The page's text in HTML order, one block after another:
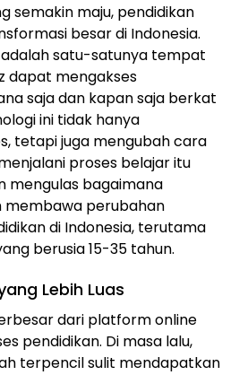
semakin maju, pendidikan
besar di Indonesia.
adalah satu-satunya tempat
dapat mengakses
saja dan kapan saja berkat
ini tidak hanya
tetapi juga mengubah cara
proses belajar itu
mengulas bagaimana
perubahan
di Indonesia, terutama
berusia 15-35 tahun.
Lebih Luas
dari platform online
pendidikan. Di masa lalu,
terpencil sulit mendapatkan